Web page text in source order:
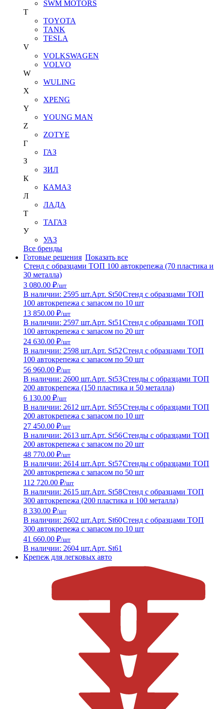
SWM MOTORS
T
TOYOTA
TANK
TESLA
V
VOLKSWAGEN
VOLVO
W
WULING
X
XPENG
Y
YOUNG MAN
Z
ZOTYE
Г
ГАЗ
З
ЗИЛ
К
КАМАЗ
Л
ЛАДА
Т
ТАГАЗ
У
УАЗ
Все бренды
Готовые решения Показать все
Стенд с образцами ТОП 100 автокрепежа (70 пластика и
30 металла)
3 080.00 ₽/шт
В наличии: 2595 шт.Арт. St50Стенд с образцами ТОП
100 автокрепежа с запасом по 10 шт
13 850.00 ₽/шт
В наличии: 2597 шт.Арт. St51 Стенд с образцами ТОП
100 автокрепежа с запасом по 20 шт
24 630.00 ₽/шт
В наличии: 2598 шт.Арт. St52Стенд с образцами ТОП
100 автокрепежа с запасом по 50 шт
56 960.00 ₽/шт
В наличии: 2600 шт.Арт. St53Стенды с образцами ТОП
200 автокрепежа (150 пластика и 50 металла)
6 130.00 ₽/шт
В наличии: 2612 шт.Арт. St55Стенды с образцами ТОП
200 автокрепежа с запасом по 10 шт
27 450.00 ₽/шт
В наличии: 2613 шт.Арт. St56Стенды с образцами ТОП
200 автокрепежа с запасом по 20 шт
48 770.00 ₽/шт
В наличии: 2614 шт.Арт. St57Стенды с образцами ТОП
200 автокрепежа с запасом по 50 шт
112 720.00 ₽/шт
В наличии: 2615 шт.Арт. St58Стенд с образцами ТОП
300 автокрепежа (200 пластика и 100 металла)
8 330.00 ₽/шт
В наличии: 2602 шт.Арт. St60Стенд с образцами ТОП
300 автокрепежа с запасом по 10 шт
41 660.00 ₽/шт
В наличии: 2604 шт.Арт. St61
Крепеж для легковых авто